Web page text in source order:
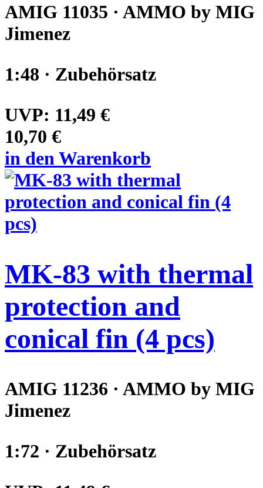
AMIG 11035 · AMMO by MIG
Jimenez
1:48 · Zubehörsatz
UVP: 11,49 €
10,70 €
in den Warenkorb
MK-83 with thermal
protection and
conical fin (4 pcs)
AMIG 11236 · AMMO by MIG
Jimenez
1:72 · Zubehörsatz